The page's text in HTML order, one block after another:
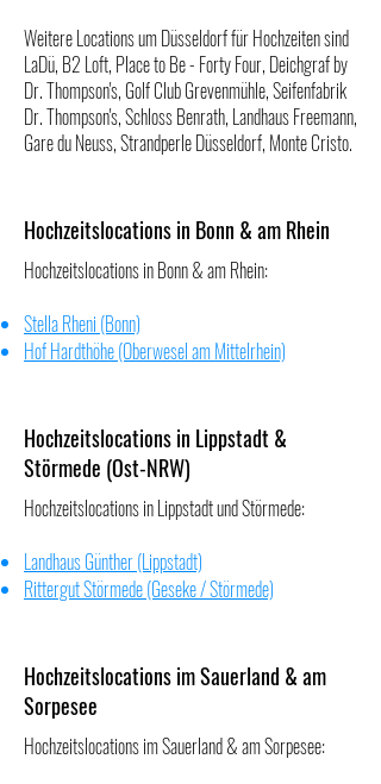
Weitere Locations um Düsseldorf für Hochzeiten sind
LaDü, B2 Loft, Place to Be - Forty Four, Deichgraf by
Dr. Thompson's, Golf Club Grevenmühle,Seifenfabrik
Dr. Thompson's,Schloss Benrath, Landhaus Freemann,
Gare du Neuss,Strandperle Düsseldorf, Monte Cristo.
Hochzeitslocations in Bonn & am Rhein
Hochzeitslocations in Bonn & am Rhein:
Stella Rheni (Bonn)
Hof Hardthöhe (Oberwesel am Mittelrhein)
Hochzeitslocations in Lippstadt &
Störmede (Ost-NRW)
Hochzeitslocations in Lippstadt und Störmede:
Landhaus Günther (Lippstadt)
Rittergut Störmede (Geseke / Störmede)
Hochzeitslocations im Sauerland & am
Sorpesee
Hochzeitslocations im Sauerland & am Sorpesee: